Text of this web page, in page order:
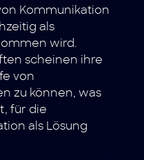
Kommunikation
als
wird.
scheinen ihre
von
zu können, was
für die
als Lösung